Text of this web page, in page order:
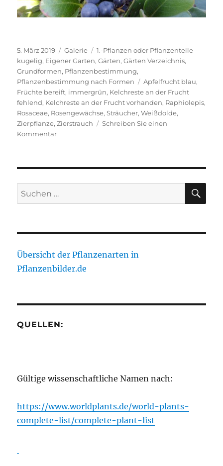
Veröffentlicht
am
5. März 2019 Format
Galerie Kategorien
1.-Pflanzen oder Pflanzenteile
kugelig, Eigener Garten,Gärten,Gärten Verzeichnis,
Grundformen, Pflanzenbestimmung,
Pflanzenbestimmung nach Formen
Schlagwörter
Apfelfrucht blau,
Früchte bereift, immergrün, Kelchreste an der Frucht
fehlend, Kelchreste an der Frucht vorhanden, Raphiolepis,
Rosaceae, Rosengewächse,Sträucher,Weißdolde,
Zierpflanze,Zierstrauch
Schreiben Sie einen
Kommentarzu
Suche
nach:
Übersicht der Pflanzenarten in
Pflanzenbilder.de
QUELLEN:
Gültige wissenschaftliche Namen nach:
https://www.worldplants.de/world-plants-
complete-list/complete-plant-list